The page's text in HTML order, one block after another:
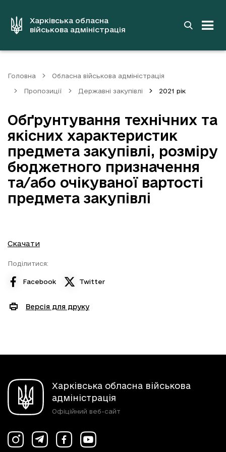
вмістуХарківська обласна
військова адміністрація
Головна Обласна військова адміністрація
Пропозиції Державні закупівлі 2021 рік
Обґрунтування технічних та
якісних характеристик
предмета закупівлі, розміру
бюджетного призначення
та/або очікуваної вартості
предмета закупівлі
Скачати
Поділитися:
Facebook Twitter
Версія для друку
Харківська обласна військова
адміністрація
Офіційний веб-сайт